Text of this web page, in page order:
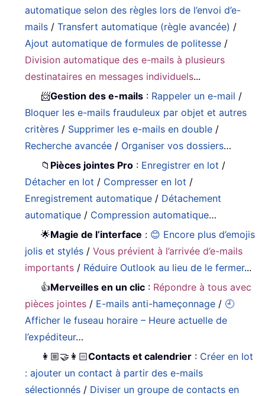
automatique selon des règles lors de l’envoi d’e-
mails /Transfert automatique (règle avancée) /
Ajout automatique de formules de politesse /
Division automatique des e-mails à plusieurs
destinataires en messages individuels...
📨Gestion des e-mails : Rappeler un e-mail /
Bloquer les e-mails frauduleux par objet et autres
critères / Supprimer les e-mails en double /
Recherche avancée / Organiser vos dossiers…
📁 Pièces jointes Pro : Enregistrer en lot /
Détacher en lot / Compresser en lot /
Enregistrement automatique / Détachement
automatique / Compression automatique…
🌟Magie de l’interface : 😊 Encore plus d’emojis
jolis et stylés /Vous prévient à l’arrivée d’e-mails
importants / Réduire Outlook au lieu de le fermer...
👍Merveilles en un clic : Répondre à tous avec
pièces jointes / E-mails anti-hameçonnage / 🕘
Afficher le fuseau horaire – Heure actuelle de
l’expéditeur…
👩🏼‍🤝‍👩🏻Contacts et calendrier : Créer en lot
: ajouter un contact à partir des e-mails
sélectionnés / Diviser un groupe de contacts en